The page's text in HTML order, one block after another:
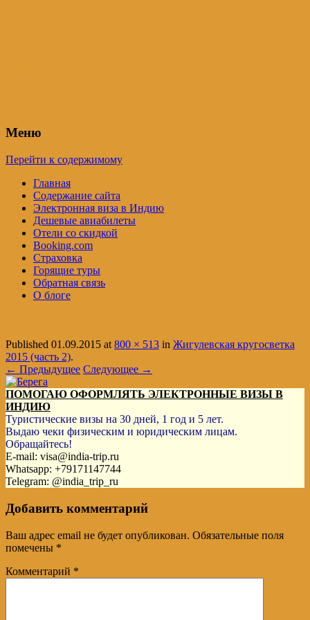
Меню
Перейти к содержимому
Главная
Содержание сайта
Электронная виза в Индию
Дешевые авиабилеты
Отели со скидкой
Booking.com
Страховка
Горящие туры
Обратная связь
О блоге
Published 01.09.2015 at800 × 513 in Жигулевская кругосветка
2015 (часть 2).
← Предыдущее Следующее →
ПОМОГАЮ ОФОРМЛЯТЬ ЭЛЕКТРОННЫЕ ВИЗЫ В
ИНДИЮ
Туристические визы на 30 дней, 1 год и 5 лет.
Выдаю чеки физическим и юридическим лицам.
Обращайтесь!
E-mail: visa@india-trip.ru
Whatsapp: +79171147744
Telegram: @india_trip_ru
Добавить комментарий
Ваш адрес email не будет опубликован. Обязательные поля
помечены *
Комментарий *